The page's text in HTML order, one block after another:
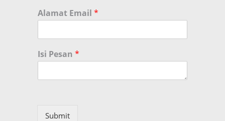
Alamat Email *
Isi Pesan *
Submit